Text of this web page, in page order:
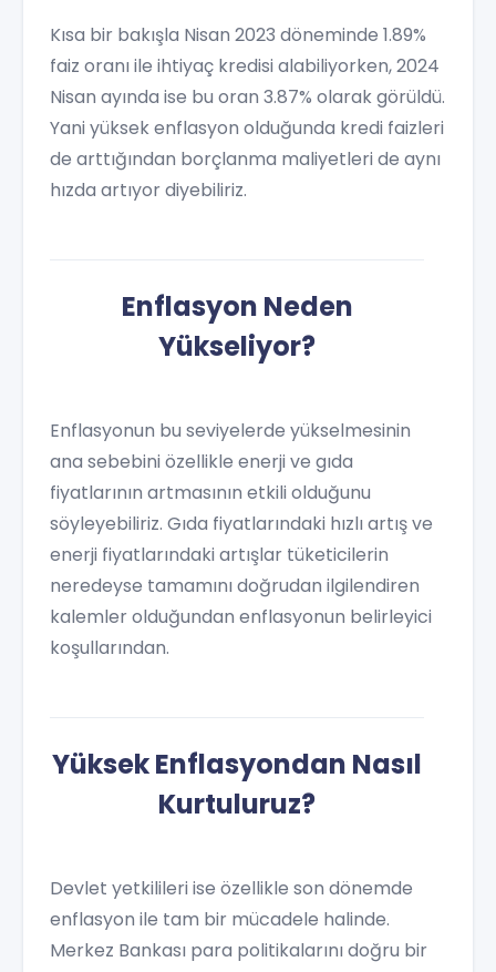
Kısa bir bakışla Nisan 2023 döneminde 1.89%
faiz oranı ile ihtiyaç kredisi alabiliyorken, 2024
Nisan ayında ise bu oran 3.87% olarak görüldü.
Yani yüksek enflasyon olduğunda kredi faizleri
de arttığından borçlanma maliyetleri de aynı
hızda artıyor diyebiliriz.
Enflasyon Neden
Yükseliyor?
Enflasyonun bu seviyelerde yükselmesinin
ana sebebini özellikle enerji ve gıda
fiyatlarının artmasının etkili olduğunu
söyleyebiliriz. Gıda fiyatlarındaki hızlı artış ve
enerji fiyatlarındaki artışlar tüketicilerin
neredeyse tamamını doğrudan ilgilendiren
kalemler olduğundan enflasyonun belirleyici
koşullarından.
Yüksek Enflasyondan Nasıl
Kurtuluruz?
Devlet yetkilileri ise özellikle son dönemde
enflasyon ile tam bir mücadele halinde.
Merkez Bankası para politikalarını doğru bir